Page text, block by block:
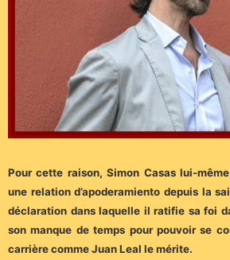
Pour cette raison, Simon Casas lui-
une relation d’apoderamiento depuis la
déclaration dans laquelle il ratifie sa foi
son manque de temps pour pouvoir se
carrière comme Juan Leal le mérite.